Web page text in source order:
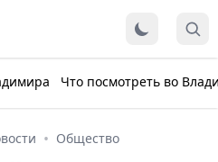
Что посмотреть во
Общество